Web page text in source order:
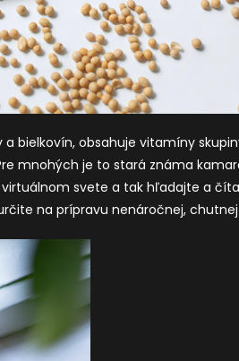
bielkovín, obsahuje vitamíny
mnohých je to stará známa
svete a tak hľadajte a
na prípravu nenáročnej,